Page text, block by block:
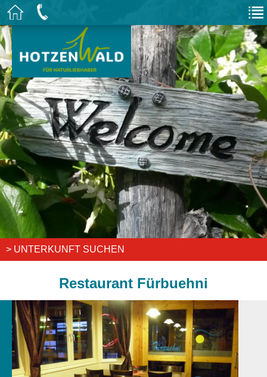
-
> UNTERKUNFT SUCHEN
Restaurant Fürbuehni